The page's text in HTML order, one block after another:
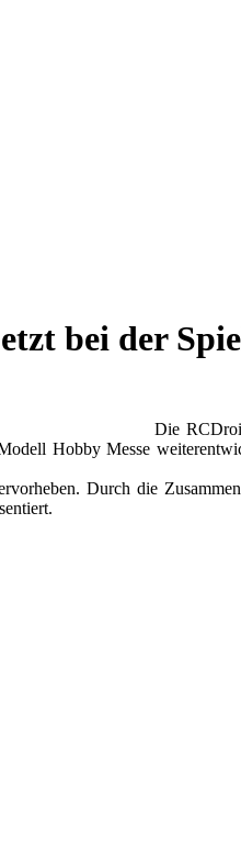
bei der
Die
Hobby Messe
Durch die